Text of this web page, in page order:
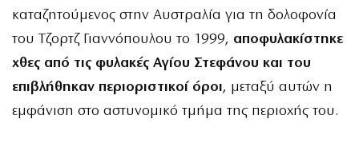
καταζητούμενος στην Αυστραλία για τη δολοφονία
του Τζορτζ Γιαννόπουλου το 1999, αποφυλακίστηκε
χθες από τις φυλακές Αγίου Στεφάνου και του
επιβλήθηκαν περιοριστικοί όροι, μεταξύ αυτών η
εμφάνιση στο αστυνομικό τμήμα της περιοχής του.